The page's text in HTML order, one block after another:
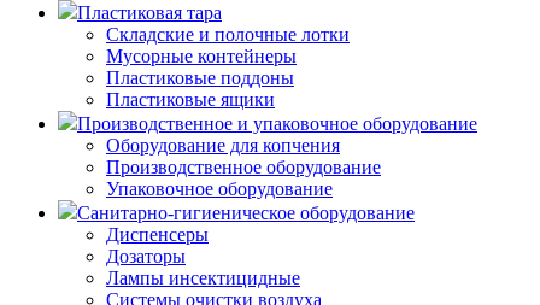
Пластиковая тара
Складские и полочные лотки
Мусорные контейнеры
Пластиковые поддоны
Пластиковые ящики
Производственное и упаковочное оборудование
Оборудование для копчения
Производственное оборудование
Упаковочное оборудование
Санитарно-гигиеническое оборудование
Диспенсеры
Дозаторы
Лампы инсектицидные
Системы очистки воздуха